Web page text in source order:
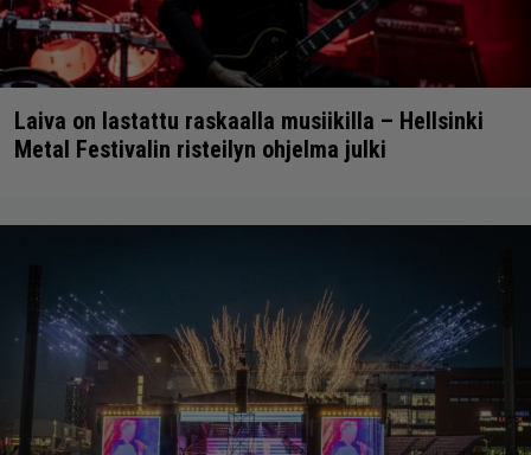
Laiva on lastattu raskaalla musiikilla – Hellsinki
Metal Festivalin risteilyn ohjelma julki